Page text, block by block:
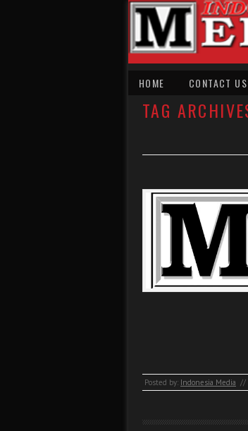
HOME CONTACT US
TAG
Posted by: Indonesia Media //